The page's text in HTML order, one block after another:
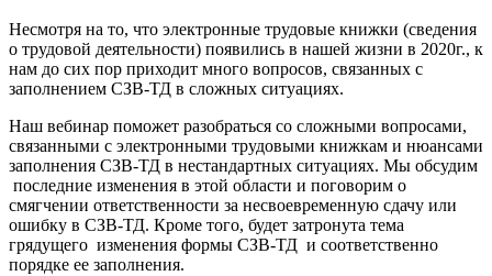
Несмотря на то, что электронные трудовые книжки (сведения
о трудовой деятельности) появились в нашей жизни в 2020г., к
нам до сих пор приходит много вопросов, связанных с
заполнением СЗВ-ТД в сложных ситуациях.
Наш вебинар поможет разобраться со сложными вопросами,
связанными с электронными трудовыми книжкам и нюансами
заполнения СЗВ-ТД в нестандартных ситуациях. Мы обсудим
последние изменения в этой области и поговорим о
смягчении ответственности за несвоевременную сдачу или
ошибку в СЗВ-ТД. Кроме того, будет затронута тема
грядущего изменения формы СЗВ-ТД и соответственно
порядке ее заполнения.